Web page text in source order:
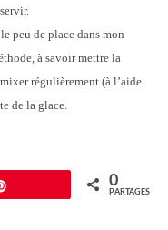
peu de place dans mon
à savoir mettre la
régulièrement (à l’aide
de la glace.
0
PARTAGES